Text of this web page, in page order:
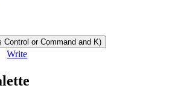
Control or Command and K)
Write